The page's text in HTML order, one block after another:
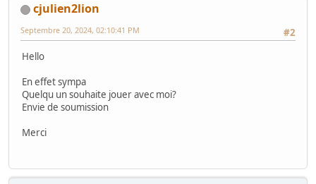
cjulien2lion
#2
Septembre 20, 2024, 02:10:41 PM
Hello
En effet sympa
Quelqu un souhaite jouer avec moi?
Envie de soumission
Merci